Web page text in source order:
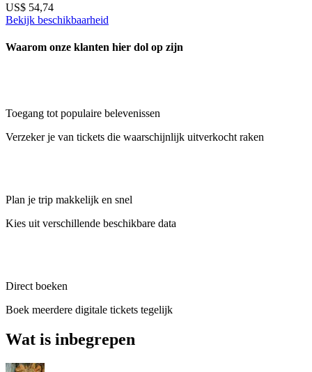
US$ 54,74
Bekijk beschikbaarheid
Waarom onze klanten hier dol op zijn
Toegang tot populaire belevenissen
Verzeker je van tickets die waarschijnlijk uitverkocht raken
Plan je trip makkelijk en snel
Kies uit verschillende beschikbare data
Direct boeken
Boek meerdere digitale tickets tegelijk
Wat is inbegrepen